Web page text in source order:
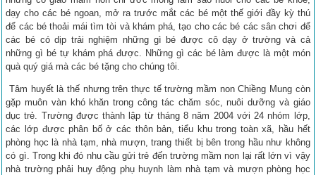
dạy cho các bé ngoan, mở ra trước mắt các bé một thế giới đầy kỳ thú
để các bé thoải mái tìm tòi và khám phá, tạo cho các bé các sân chơi để
các bé có dịp trải nghiệm những gì bé được cô dạy ở trường và cả
những gì bé tự khám phá được. Những gì các bé làm được là một món
quà quý giá mà các bé tặng cho chúng tôi.
Tâm huyết là thế nhưng trên thực tế trường mầm non Chiềng Mung còn
gặp muôn vàn khó khăn trong công tác chăm sóc, nuôi dưỡng và giáo
dục trẻ. Trường được thành lập từ tháng 8 năm 2004 với 24 nhóm lớp,
các lớp được phân bố ở các thôn bản, tiểu khu trong toàn xã, hầu hết
phòng học là nhà tạm, nhà mượn, trang thiết bị bên trong hầu như không
có gì. Trong khi đó nhu cầu gửi trẻ đến trường mầm non lại rất lớn vì vậy
nhà trường phải huy động phụ huynh làm nhà tạm và mượn phòng học